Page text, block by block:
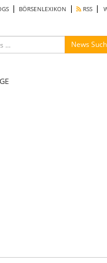
BÖRSENLEXIKON RSS
News